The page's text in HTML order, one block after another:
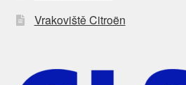
Vrakoviště Citroën